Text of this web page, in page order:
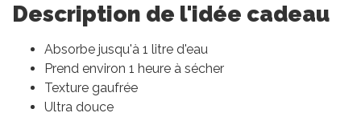
Description de l'idée cadeau
Absorbe jusqu'à 1 litre d'eau
Prend environ 1 heure à sécher
Texture gaufrée
Ultra douce